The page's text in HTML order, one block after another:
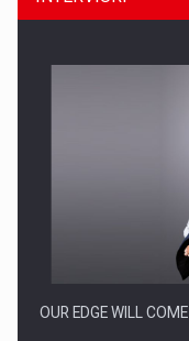
Producatorii si
OUR EDGE WILL